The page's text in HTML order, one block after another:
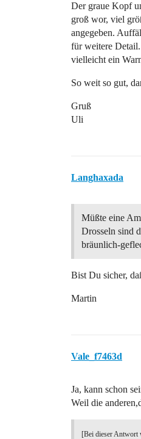
Der graue Kopf
groß wor, viel
angegeben.
für weitere
vielleicht ein
So weit so gut,
Gruß
Uli
Langhaxada
Müßte eine
Drosseln sind
bräunlich-
Bist Du sicher,
Martin
Vale_f7463d
Ja, kann schon
Weil die
[Bei dieser Antwort